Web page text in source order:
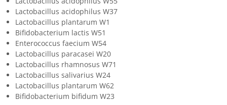
Lactobacillus acidophilus W37
Lactobacillus plantarum W1
Bifidobacterium lactis W51
Enterococcus faecium W54
Lactobacillus paracasei W20
Lactobacillus rhamnosus W71
Lactobacillus salivarius W24
Lactobacillus plantarum W62
Bifidobacterium bifidum W23